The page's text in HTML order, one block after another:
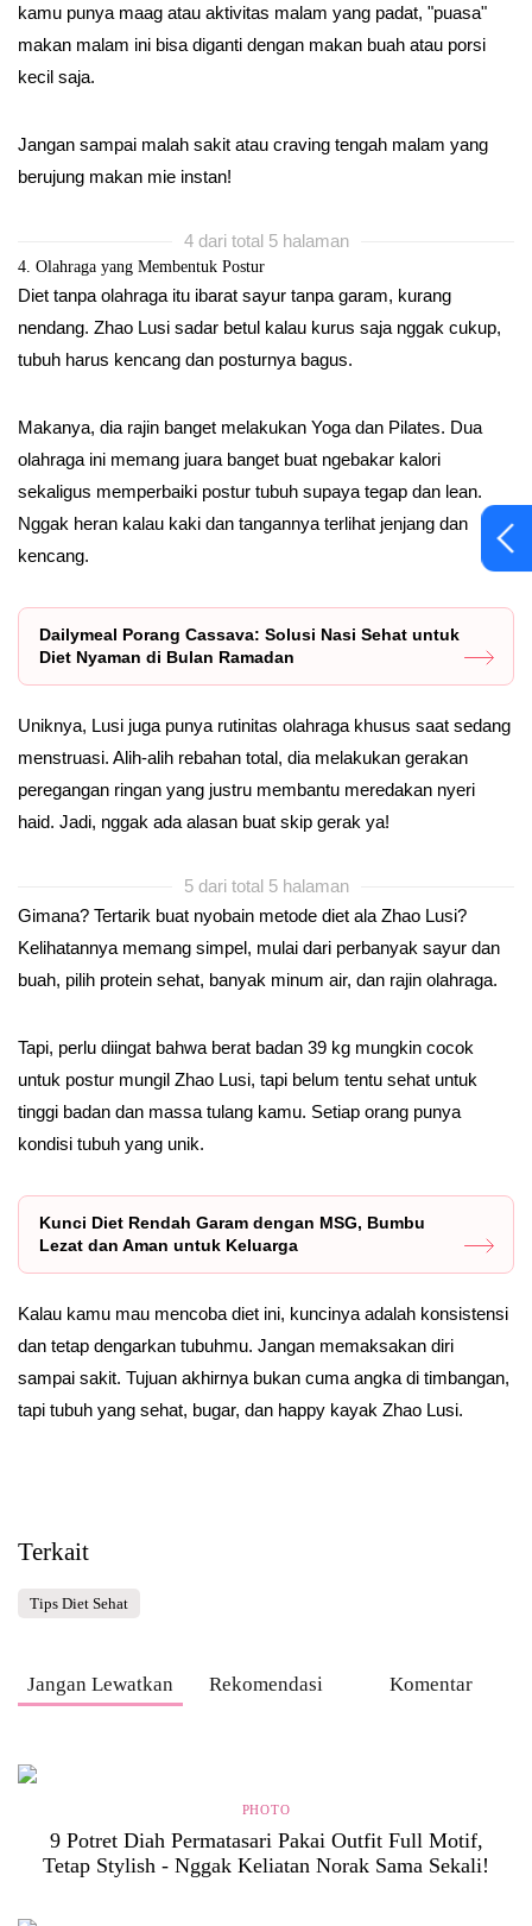
kamu punya maag atau aktivitas malam yang padat, "puasa"
makan malam ini bisa diganti dengan makan buah atau porsi
kecil saja.
Jangan sampai malah sakit atau craving tengah malam yang
berujung makan mie instan!
4 dari total 5 halaman
4. Olahraga yang Membentuk Postur
Diet tanpa olahraga itu ibarat sayur tanpa garam, kurang
nendang. Zhao Lusi sadar betul kalau kurus saja nggak cukup,
tubuh harus kencang dan posturnya bagus.
Makanya, dia rajin banget melakukan Yoga dan Pilates. Dua
olahraga ini memang juara banget buat ngebakar kalori
sekaligus memperbaiki postur tubuh supaya tegap dan lean.
Nggak heran kalau kaki dan tangannya terlihat jenjang dan
kencang.
Dailymeal Porang Cassava: Solusi Nasi Sehat untuk
Diet Nyaman di Bulan Ramadan
Uniknya, Lusi juga punya rutinitas olahraga khusus saat sedang
menstruasi. Alih-alih rebahan total, dia melakukan gerakan
peregangan ringan yang justru membantu meredakan nyeri
haid. Jadi, nggak ada alasan buat skip gerak ya!
5 dari total 5 halaman
Gimana? Tertarik buat nyobain metode diet ala Zhao Lusi?
Kelihatannya memang simpel, mulai dari perbanyak sayur dan
buah, pilih protein sehat, banyak minum air, dan rajin olahraga.
Tapi, perlu diingat bahwa berat badan 39 kg mungkin cocok
untuk postur mungil Zhao Lusi, tapi belum tentu sehat untuk
tinggi badan dan massa tulang kamu. Setiap orang punya
kondisi tubuh yang unik.
Kunci Diet Rendah Garam dengan MSG, Bumbu
Lezat dan Aman untuk Keluarga
Kalau kamu mau mencoba diet ini, kuncinya adalah konsistensi
dan tetap dengarkan tubuhmu. Jangan memaksakan diri
sampai sakit. Tujuan akhirnya bukan cuma angka di timbangan,
tapi tubuh yang sehat, bugar, dan happy kayak Zhao Lusi.
Terkait
Tips Diet Sehat
Jangan Lewatkan Rekomendasi Komentar
PHOTO
9 Potret Diah Permatasari Pakai Outfit Full Motif,
Tetap Stylish - Nggak Keliatan Norak Sama Sekali!